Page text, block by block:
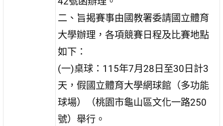
二、旨揭賽事由國教署委請國立體育
大學辦理，各項競賽日程及比賽地點
如下：
(一)桌球：115年7月28日至30日計3
天，假國立體育大學網球館（多功能
球場）（桃園市龜山區文化一路250
號）舉行。